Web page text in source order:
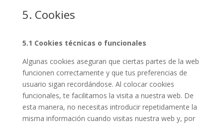
5. Cookies
5.1 Cookies técnicas o funcionales
Algunas cookies aseguran que ciertas partes de la web
funcionen correctamente y que tus preferencias de
usuario sigan recordándose. Al colocar cookies
funcionales, te facilitamos la visita a nuestra web. De
esta manera, no necesitas introducir repetidamente la
misma información cuando visitas nuestra web y, por